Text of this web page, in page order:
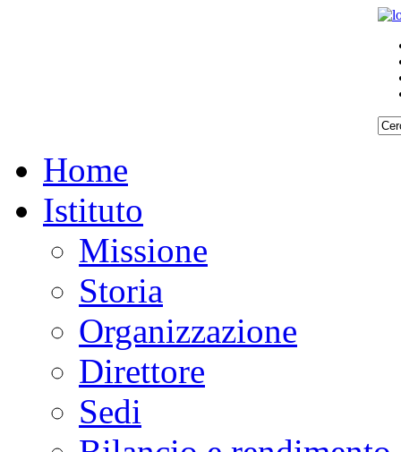
Home
Istituto
Missione
Storia
Organizzazione
Direttore
Sedi